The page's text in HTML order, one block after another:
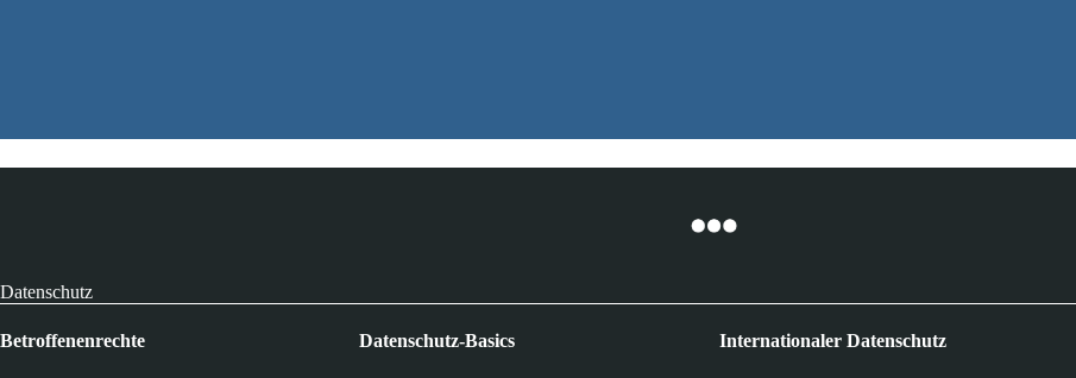
Datenschutz
Betroffenenrechte Datenschutz-Basics Internationaler Datenschutz